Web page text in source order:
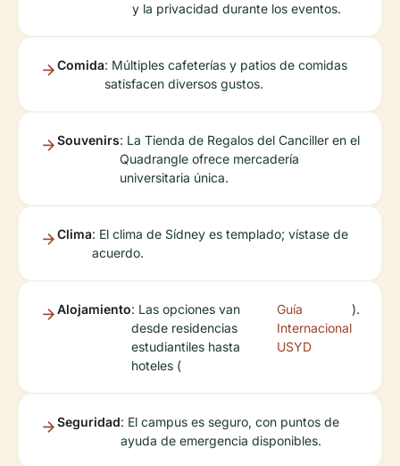
y la privacidad durante los eventos.
Comida: Múltiples cafeterías y patios de comidas
satisfacen diversos gustos.
Souvenirs: La Tienda de Regalos del Canciller en el
Quadrangle ofrece mercadería
universitaria única.
Clima: El clima de Sídney es templado; vístase de
acuerdo.
Alojamiento: Las opciones van
desde residencias
estudiantiles hasta
hoteles (
Guía
Internacional
USYD
).
Seguridad: El campus es seguro, con puntos de
ayuda de emergencia disponibles.